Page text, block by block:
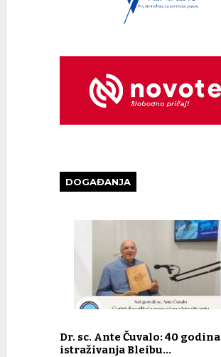
DOGAĐANJA
Dr. sc. Ante Čuvalo: 40 godina
istraživanja Bleibu…